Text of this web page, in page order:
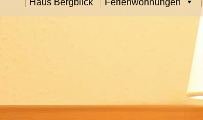
Haus Bergblick Ferienwohnungen